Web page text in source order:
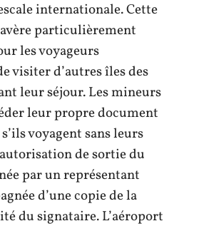
internationale. Cette
particulièrement
les voyageurs
visiter d’autres îles des
leur séjour. Les mineurs
leur propre document
voyagent sans leurs
de sortie du
par un représentant
d’une copie de la
du signataire. L’aéroport